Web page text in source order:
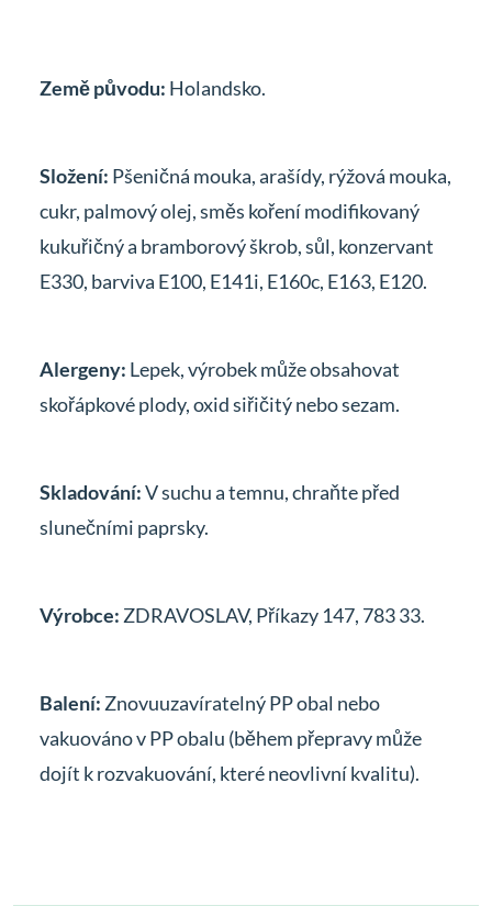
Země původu: Holandsko.
Složení: Pšeničná mouka, arašídy, rýžová mouka,
cukr, palmový olej, směs koření modifikovaný
kukuřičný a bramborový škrob, sůl, konzervant
E330, barviva E100, E141i, E160c, E163, E120.
Alergeny: Lepek, výrobek může obsahovat
skořápkové plody, oxid siřičitý nebo sezam.
Skladování:V suchu a temnu, chraňte před
slunečními paprsky.
Výrobce: ZDRAVOSLAV, Příkazy 147, 783 33.
Balení: Znovuuzavíratelný PP obal nebo
vakuováno v PP obalu (během přepravy může
dojít k rozvakuování, které neovlivní kvalitu).